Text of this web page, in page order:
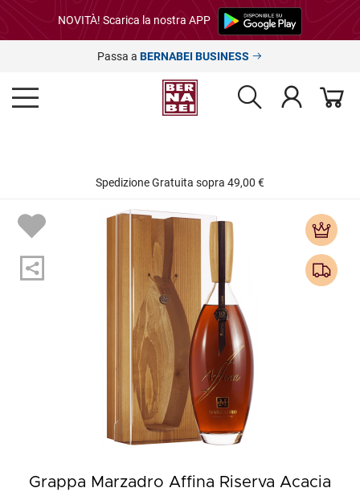
NOVITÀ! Scarica la nostra APP
Passa a BERNABEI BUSINESS
Spedizione Gratuita sopra 49,00 €
Grappa Marzadro Affina Riserva Acacia